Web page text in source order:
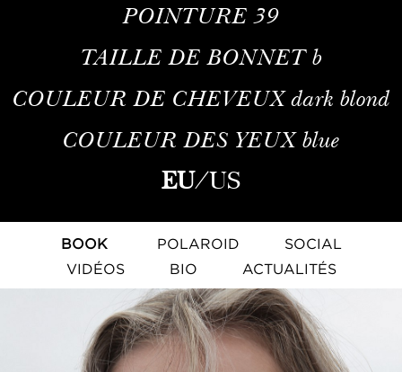
POINTURE 39
TAILLE DE BONNET b
COULEUR DE CHEVEUXdark blond
COULEUR DES YEUXblue
EU/US
BOOK POLAROID
SOCIAL
VIDÉOS
BIO ACTUALITÉS